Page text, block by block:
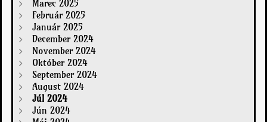
Marec 2025
Február 2025
Január 2025
December 2024
November 2024
Október 2024
September 2024
August 2024
Júl 2024
Jún 2024